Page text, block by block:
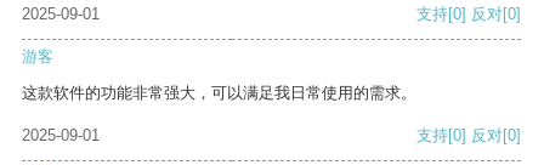
2025-09-01
支持[0] 反对[0]
游客
这款软件的功能非常强大，可以满足我日常使用的需求。
2025-09-01 支持[0] 反对[0]